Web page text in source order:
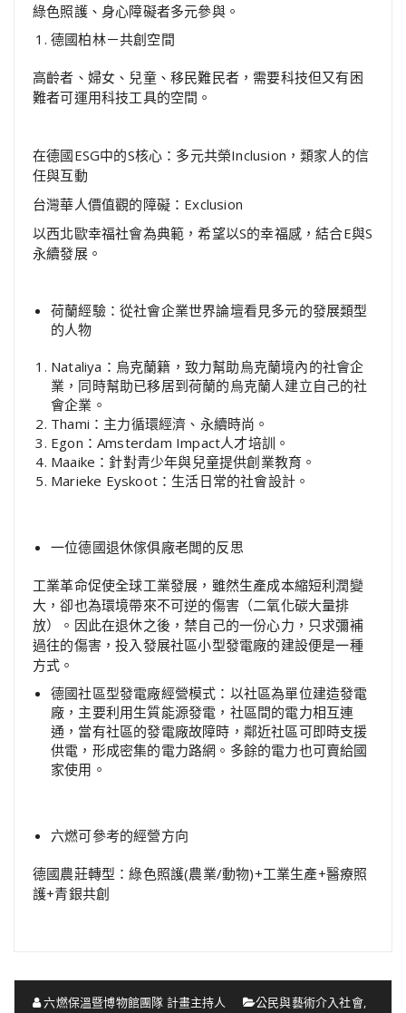
綠色照護、身心障礙者多元參與。
德國柏林－共創空間
高齡者、婦女、兒童、移民難民者，需要科技但又有困
難者可運用科技工具的空間。
在德國ESG中的S核心：多元共榮Inclusion，類家人的信
任與互動
台灣華人價值觀的障礙：Exclusion
以西北歐幸福社會為典範，希望以S的幸福感，結合E與S
永續發展。
荷蘭經驗：從社會企業世界論壇看見多元的發展類型
的人物
Nataliya：烏克蘭籍，致力幫助烏克蘭境內的社會企
業，同時幫助已移居到荷蘭的烏克蘭人建立自己的社
會企業。
Thami：主力循環經濟、永續時尚。
Egon：Amsterdam Impact人才培訓。
Maaike：針對青少年與兒童提供創業教育。
Marieke Eyskoot：生活日常的社會設計。
一位德國退休傢俱廠老闆的反思
工業革命促使全球工業發展，雖然生產成本縮短利潤變
大，卻也為環境帶來不可逆的傷害（二氧化碳大量排
放）。因此在退休之後，禁自己的一份心力，只求彌補
過往的傷害，投入發展社區小型發電廠的建設便是一種
方式。
德國社區型發電廠經營模式：以社區為單位建造發電
廠，主要利用生質能源發電，社區間的電力相互連
通，當有社區的發電廠故障時，鄰近社區可即時支援
供電，形成密集的電力路網。多餘的電力也可賣給國
家使用。
六燃可參考的經營方向
德國農莊轉型：綠色照護(農業/動物)+工業生產+醫療照
護+青銀共創
六燃保溫暨博物館團隊 計畫主持人 公民與藝術介入社會,